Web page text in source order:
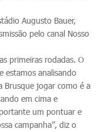
Augusto Bauer,
pelo canal Nosso
primeiras rodadas. O
estamos analisando
Brusque jogar como é a
em cima e
um pontuar e
campanha”, diz o